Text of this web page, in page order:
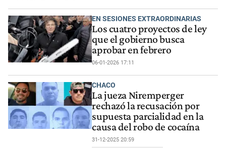
EN SESIONES EXTRAORDINARIAS
Los cuatro proyectos de ley
que el gobierno busca
aprobar en febrero
06-01-2026 17:11
CHACO
La jueza Niremperger
rechazó la recusación por
supuesta parcialidad en la
causa del robo de cocaína
31-12-2025 20:59